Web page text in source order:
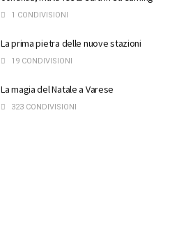
1 CONDIVISIONI
La prima pietra delle nuove stazioni
19 CONDIVISIONI
La magia del Natale a Varese
323 CONDIVISIONI